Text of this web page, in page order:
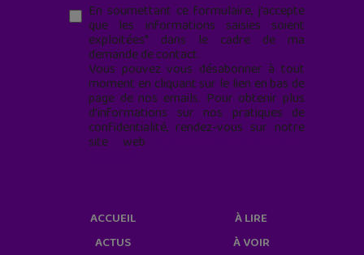
En soumettant ce formulaire, j’accepte
que les informations saisies soient
exploitées* dans le cadre de ma
demande de contact.
Vous pouvez vous désabonner à tout
moment en cliquant sur le lien en bas de
page de nos emails. Pour obtenir plus
d'informations sur nos pratiques de
confidentialité, rendez-vous sur notre
site web
ACCUEIL
ACTUS
À LIRE
À VOIR